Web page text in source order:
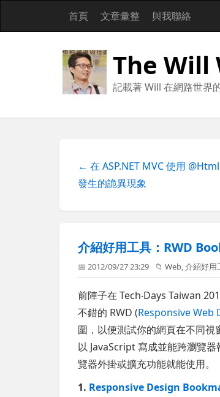
首頁 文章彙整 與我聯絡
The Will
記載著 Will 在網路世界
← 在 ASP.NET MVC 使用
發生的詭異現象
介紹好用工具：RWD
📅 2012/09/27 23:29 📁Web,介紹好用
前陣子在 Tech‧Days Taiwan
不錯的 RWD (Responsive Web
圍，以便測試你的網頁在不同
以 JavaScript 寫成並能跨瀏覽
覽器外掛或擴充功能就能使用。
1. Responsive Design